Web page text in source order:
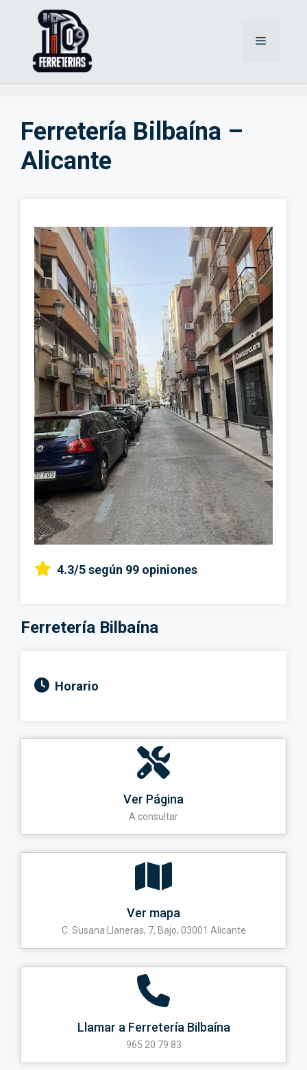
Menú
Ferretería Bilbaína –
Alicante
4.3/5según 99 opiniones
Ferretería Bilbaína
Horario
Ver Página
A consultar
Ver mapa
C. Susana Llaneras, 7, Bajo, 03001 Alicante
Llamar a Ferretería Bilbaína
965 20 79 83